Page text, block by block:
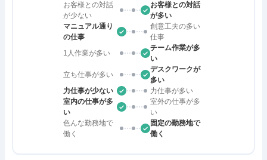
お客様との対話
が少ない
お客様との対話
が多い
マニュアル通り
の仕事
創意工夫の多い
仕事
1人作業が多い
チーム作業が多
い
立ち仕事が多い
デスクワークが
多い
力仕事が少ない
力仕事が多い
室内の仕事が多
い
室外の仕事が多
い
色んな勤務地で
働く
固定の勤務地で
働く